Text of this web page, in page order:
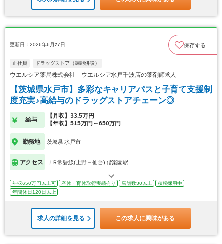
更新日：2026年6月27日 保存する
正社員 ドラッグストア（調剤併設）
ウエルシア薬局株式会社 ウエルシア水戸千波店の薬剤師求人
【茨城県水戸市】多彩なキャリアパスと子育て支援制
度充実♪高給与のドラッグストアチェーン◎
給与
【月収】33.5万円
【年収】515万円～650万円
勤務地 茨城県 水戸市
アクセス ＪＲ常磐線(上野－仙台) 偕楽園駅
年収650万円以上可 産休・育休取得実績有り 店舗数30以上
積極採用中
年間休日120日以上
求人の詳細を見る この求人に興味がある